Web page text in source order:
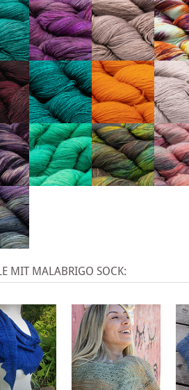
MIT MALABRIGO SOCK: